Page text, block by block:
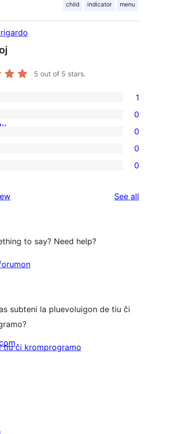
child indicator menu
5 out of 5 stars.
1
0
0
0
0
See all
to say? Need help?
subteni la pluevoluigon de tiu ĉi
tiu ĉi kromprogramo